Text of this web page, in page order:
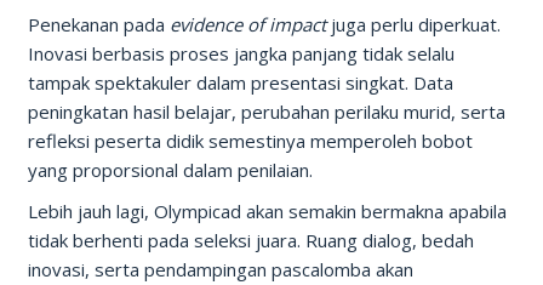
Penekanan pada evidence of impactjuga perlu diperkuat.
Inovasi berbasis proses jangka panjang tidak selalu
tampak spektakuler dalam presentasi singkat. Data
peningkatan hasil belajar, perubahan perilaku murid, serta
refleksi peserta didik semestinya memperoleh bobot
yang proporsional dalam penilaian.
Lebih jauh lagi, Olympicad akan semakin bermakna apabila
tidak berhenti pada seleksi juara. Ruang dialog, bedah
inovasi, serta pendampingan pascalomba akan